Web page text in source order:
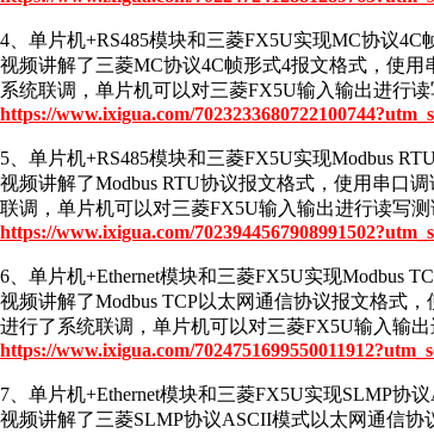
4、单片机+RS485模块和三菱FX5U实现MC协议4C
视频讲解了三菱MC协议4C帧形式4报文格式，使
系统联调，单片机可以对三菱FX5U输入输出进行读
https://www.ixigua.com/
5、单片机+RS485模块和三菱FX5U实现Modbus
视频讲解了Modbus RTU协议报文格式，使用串口
联调，单片机可以对三菱FX5U输入输出进行读写测
https://www.ixigua.com/
6、单片机+Ethernet模块和三菱FX5U实现Modbus
视频讲解了Modbus TCP以太网通信协议报文格式
进行了系统联调，单片机可以对三菱FX5U输入输出
https://www.ixigua.com/
7、单片机+Ethernet模块和三菱FX5U实现SLMP协
视频讲解了三菱SLMP协议ASCII模式以太网通信